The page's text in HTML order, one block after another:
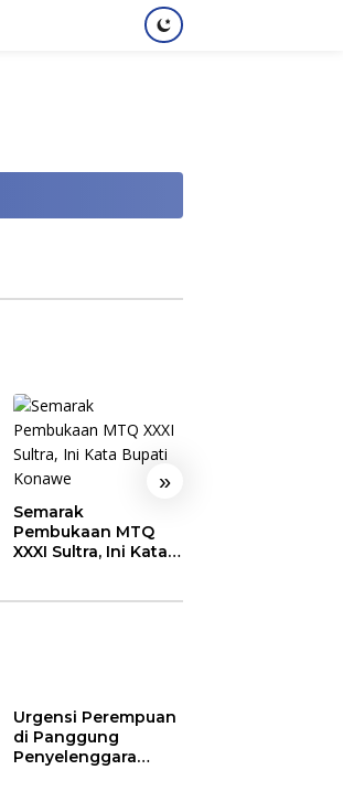
»
Semarak
Pembukaan MTQ
XXXI Sultra, Ini Kata
Urgensi Perempuan
di Panggung
Penyelenggara